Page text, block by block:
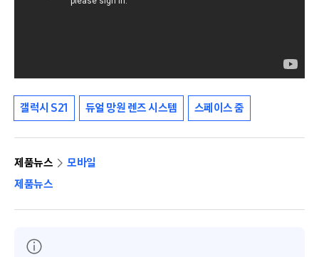
갤럭시 S21 듀얼 망원 렌즈 시스템 스페이스 줌
제품뉴스
모바일
제품뉴스